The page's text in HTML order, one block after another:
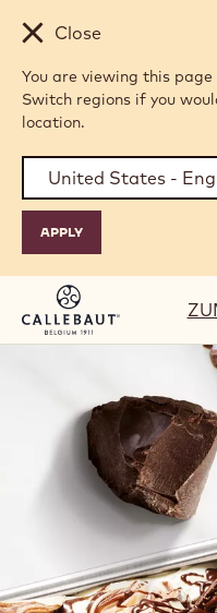
Skip to main content
Close
You are viewing this
Switch regions if you
location.